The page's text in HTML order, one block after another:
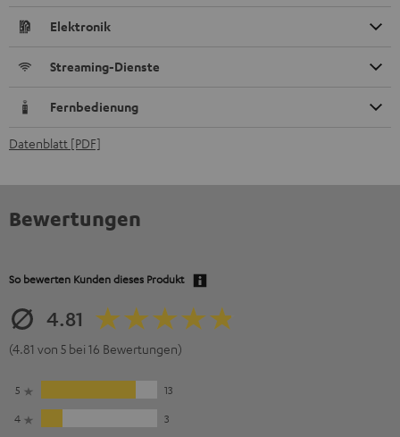
Elektronik
Streaming-Dienste
Fernbedienung
Datenblatt [PDF]
Bewertungen
So bewerten Kunden dieses Produkt
4.81
(4.81 von 5 bei 16 Bewertungen)
5
13
4
3